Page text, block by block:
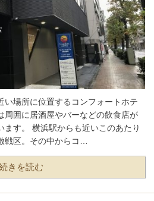
い場所に位置するコンフォートホテ
周囲に居酒屋やバーなどの飲食店が
ます。 横浜駅からも近いこのあたり
戦区。その中からコ…
きを読む